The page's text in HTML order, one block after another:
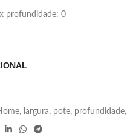
profundidade: 0
, largura, pote, profundidade,